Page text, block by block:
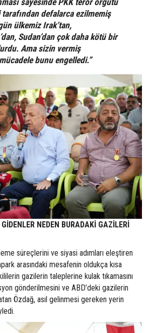
sayesinde PKK terör örgütü
tarafından defalarca ezilmemiş
ülkemiz Irak’tan,
Sudan’dan çok daha kötü bir
Ama sizin vermiş
bunu engelledi.”
NEDEN BURADAKİ GAZİLERİ
süreçlerini ve siyasi adımları eleştiren
arasındaki mesafenin oldukça kısa
gazilerin taleplerine kulak tıkamasını
gönderilmesini ve ABD’deki gazilerin
Özdağ, asıl gelinmesi gereken yerin